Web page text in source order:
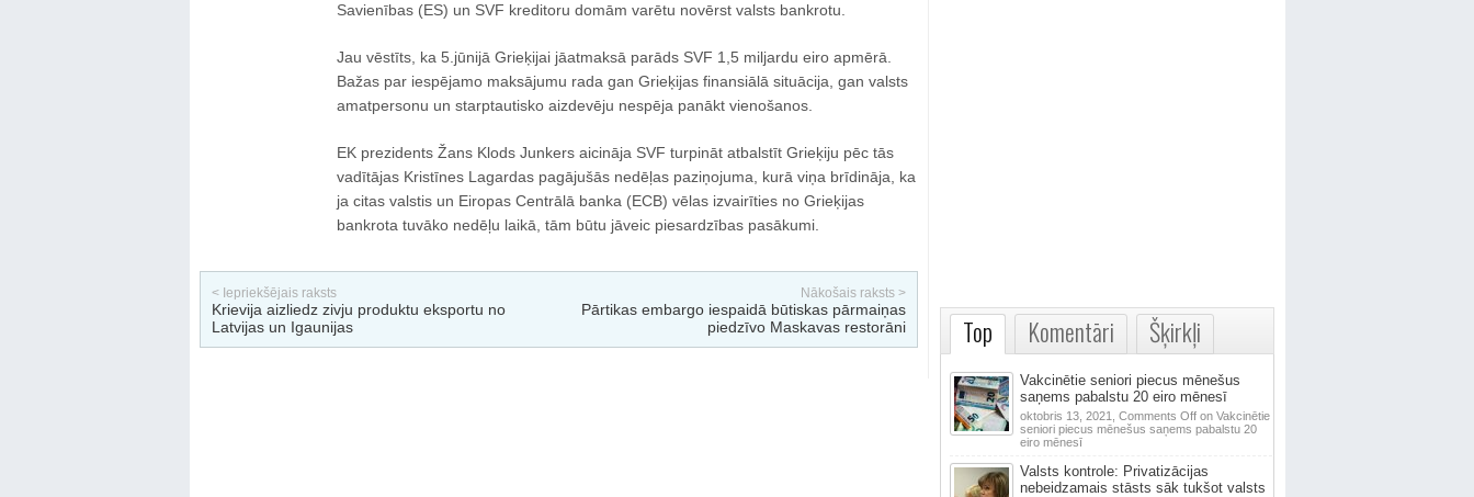
Savienības (ES) un SVF kreditoru domām varētu novērst valsts bankrotu.
Jau vēstīts, ka 5.jūnijā Grieķijai jāatmaksā parāds SVF 1,5 miljardu eiro apmērā.
Bažas par iespējamo maksājumu rada gan Grieķijas finansiālā situācija, gan valsts
amatpersonu un starptautisko aizdevēju nespēja panākt vienošanos.
EK prezidents Žans Klods Junkers aicināja SVF turpināt atbalstīt Grieķiju pēc tās
vadītājas Kristīnes Lagardas pagājušās nedēļas paziņojuma, kurā viņa brīdināja, ka
ja citas valstis un Eiropas Centrālā banka (ECB) vēlas izvairīties no Grieķijas
bankrota tuvāko nedēļu laikā, tām būtu jāveic piesardzības pasākumi.
< Iepriekšējais raksts
Krievija aizliedz zivju produktu eksportu no
Latvijas un Igaunijas
Nākošais raksts >
Pārtikas embargo iespaidā būtiskas pārmaiņas
piedzīvo Maskavas restorāni
Top Komentāri Šķirkļi
Vakcinētie seniori piecus mēnešus
saņems pabalstu 20 eiro mēnesī
oktobris 13, 2021, Comments Offon Vakcinētie
seniori piecus mēnešus saņems pabalstu 20
eiro mēnesī
Valsts kontrole: Privatizācijas
nebeidzamais stāsts sāk tukšot valsts